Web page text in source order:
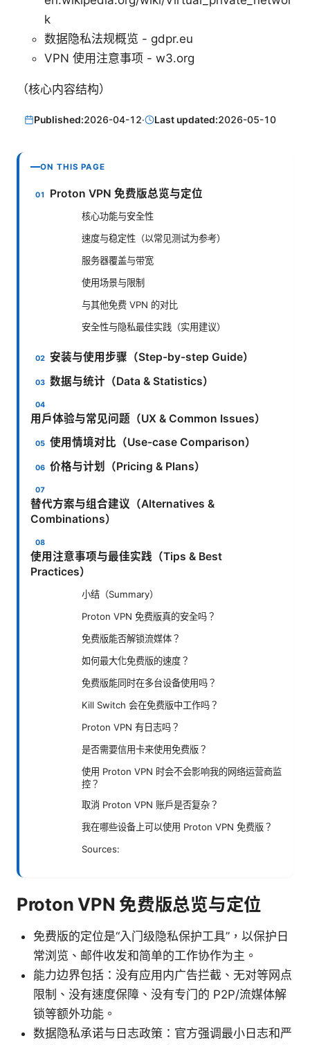
k
数据隐私法规概览 - gdpr.eu
VPN 使用注意事项 - w3.org
（核心内容结构）
Published:2026-04-12· Last updated:2026-05-10
ON THIS PAGE
Proton VPN 免费版总览与定位
核心功能与安全性
速度与稳定性（以常见测试为参考）
服务器覆盖与带宽
使用场景与限制
与其他免费 VPN 的对比
安全性与隐私最佳实践（实用建议）
安装与使用步骤（Step-by-step Guide）
数据与统计（Data & Statistics）
用户体验与常见问题（UX & Common Issues）
使用情境对比（Use-case Comparison）
价格与计划（Pricing & Plans）
替代方案与组合建议（Alternatives &
Combinations）
使用注意事项与最佳实践（Tips & Best
Practices）
小结（Summary）
Proton VPN 免费版真的安全吗？
免费版能否解锁流媒体？
如何最大化免费版的速度？
免费版能同时在多台设备使用吗？
Kill Switch 会在免费版中工作吗？
Proton VPN 有日志吗？
是否需要信用卡来使用免费版？
使用 Proton VPN 时会不会影响我的网络运营商监
控？
取消 Proton VPN 账户是否复杂？
我在哪些设备上可以使用 Proton VPN 免费版？
Sources:
Proton VPN 免费版总览与定位
免费版的定位是“入门级隐私保护工具”，以保护日
常浏览、邮件收发和简单的工作协作为主。
能力边界包括：没有应用内广告拦截、无对等网点
限制、没有速度保障、没有专门的 P2P/流媒体解
锁等额外功能。
数据隐私承诺与日志政策：官方强调最小日志和严